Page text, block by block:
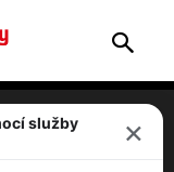
Hráči budou
služby
×